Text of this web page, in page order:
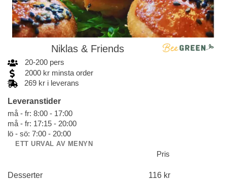
Niklas & Friends
20-200 pers
2000 kr minsta order
269 kr i leverans
Leveranstider
må - fr: 8:00 - 17:00
må - fr: 17:15 - 20:00
lö - sö: 7:00 - 20:00
ETT URVAL AV MENYN
Pris
Desserter
116 kr